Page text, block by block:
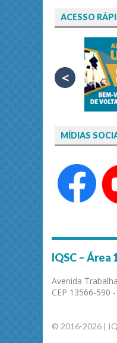
ACESSO
<
MÍDIAS
IQSC – Área
Avenida
CEP 13566-590
© 2016-2026 |